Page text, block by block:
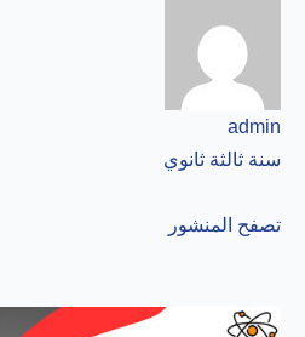
admin
سنة ثالثة ثانوي
تصفح المنشور